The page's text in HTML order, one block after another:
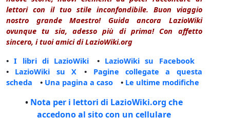
lettori con il tuo stile inconfondibile. Buon viaggio
nostro grande Maestro! Guida ancora LazioWiki
ovunque tu sia, adesso più di prima! Con affetto
sincero, i tuoi amici di LazioWiki.org
•I libri di LazioWiki • LazioWiki su Facebook
• LazioWiki su X • Pagine collegate a questa
scheda • Una pagina a caso • Le ultime modifiche
• Nota per i lettori di LazioWiki.org che
accedono al sito con un cellulare